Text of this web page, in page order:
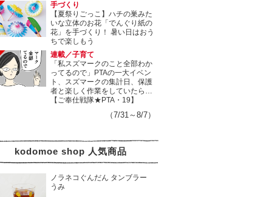
手づくり
【夏祭りごっこ】ハチの巣みた
いな立体のお花「でんぐり紙の
花」を手づくり！ 暑い日はおう
ちで楽しもう
連載／子育て
「私スズマークのこと全部わか
ってるので」PTAの一大イベン
ト、スズマークの集計日、保護
者と楽しく作業をしていたら…
【ご奉仕戦隊★PTA・19】
（7/31～8/7）
kodomoe shop 人気商品
ノラネコぐんだん タンブラー
うみ